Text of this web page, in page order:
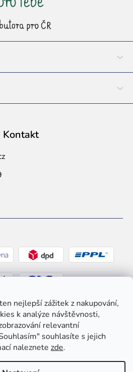
nejlepší zážitek z nakupování,
k analýze návštěvnosti,
relevantní
souhlasíte s jejich
naleznete zde.
Kontakt